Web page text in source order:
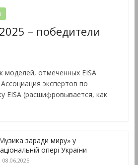
– победители
моделей, отмеченных EISA
экспертов по
EISA (расшифровывается, как
заради миру» у
опері України
08.06.2025